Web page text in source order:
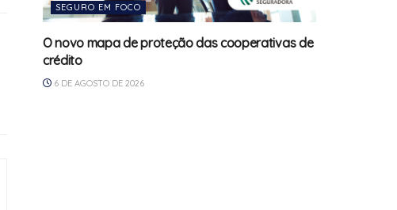
SEGURO EM FOCO
O novo mapa de proteção das cooperativas de
crédito
6 DE AGOSTO DE 2026